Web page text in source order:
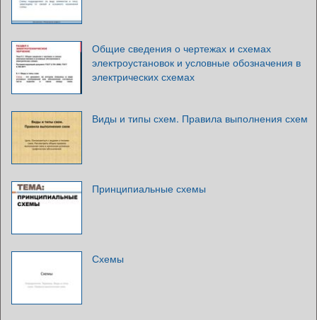
Общие сведения о чертежах и схемах
электроустановок и условные обозначения в
электрических схемах
Виды и типы схем. Правила выполнения схем
Принципиальные схемы
Схемы